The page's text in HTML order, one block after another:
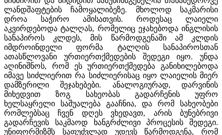
ლანდშაფტების ჩამოყალიბეზე. მხოლოდ საკმარისი
დროა საჭირო ამისათვის. როდესაც ლაიელი
აკვირდებოდა ტალღას, რომელიც ეჯახებოდა ინგლისის
სანაპიროს კლდეს, მის წარმოდგენაში ამ კლდის
იმდროინდელი ფორმა ტალღის სანაპიროსთან
ათასწლოვანი ურთიერთქმედების შედეგი იყო. უნდა
აღინიშნოს, რომ ეს ურთიერთქმედება განიხილებოდა
იმავე სიძლიერით რა სიძლიერისაც იყო ლაიელის მიერ
დამზერილი შეჯახებები. ანალოგიურად, დარვინის
მიხედვით ზოგ სახეობას გადარჩენის უფრო
ხელსაყრელი საშუალება გააჩნია, და რომ სახეობები
რომლებსაც ჩვენ დღეს ვხედავთ, არის ბუნებრივი
გადარჩევის საკმაოდ ხანგრძლივი პროცესის შედეგი.
უნიფორმიზმს საფუძვლად უდევს წარმოდგენა, რომ